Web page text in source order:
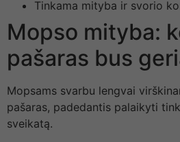
Tinkama mityba ir svorio
Mopso mityba:
pašaras bus
Mopsams svarbu lengvai
pašaras, padedantis palaikyti
sveikatą.